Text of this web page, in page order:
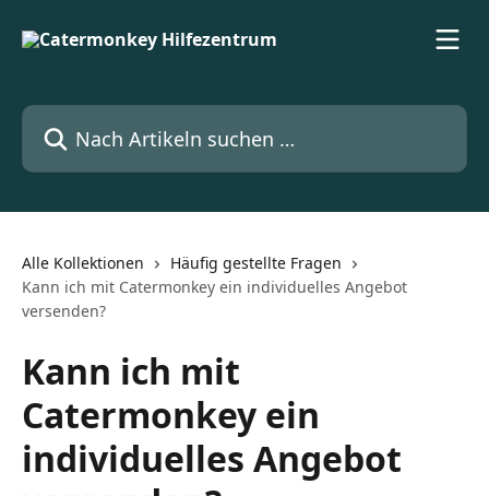
Nach Artikeln suchen …
Alle Kollektionen
Häufig gestellte Fragen
Kann ich mit Catermonkey ein individuelles Angebot
versenden?
Kann ich mit
Catermonkey ein
individuelles Angebot